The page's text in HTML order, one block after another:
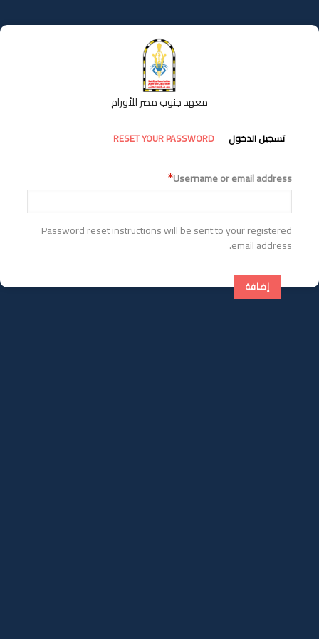
إلى
المحتوى
معهد جنوب مصر للأورام
التبويبات
الأساسية
تسجيل الدخول RESET YOUR PASSWORD
Username or email address
Password reset instructions will be sent to your registered
email address.